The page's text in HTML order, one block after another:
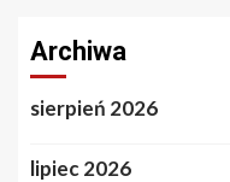
Archiwa
sierpień 2026
lipiec 2026